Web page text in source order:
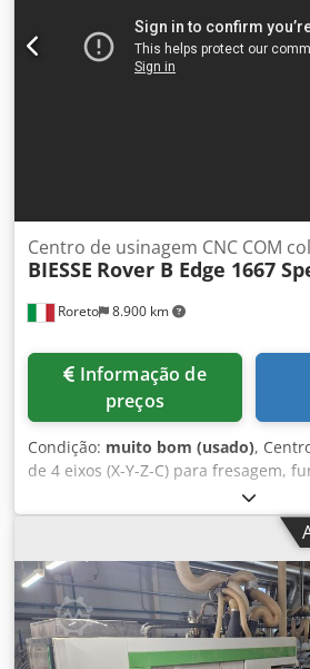
mm Peso: 4900 kg
Roreto 8.900 km
Centro de usinagem CNC COM
BIESSE Rover B Edge 1667
preços
Condição: muito bom (usado),
de 4 eixos (X-Y-Z-C) para fresagem,
colagem de bordas. Máquina tipo
Controle por PC tipo ?? / Software
de trabalho de apoio / consola nº 10
Sistema automático de troca de
(armazém/estação nº 14) Área útil de
mm 6735 x 1650 x 290 Área útil de
colagem mm 5780 x 1650 x 60 Nº 2
bomba de vácuo (capacidade m³/h)